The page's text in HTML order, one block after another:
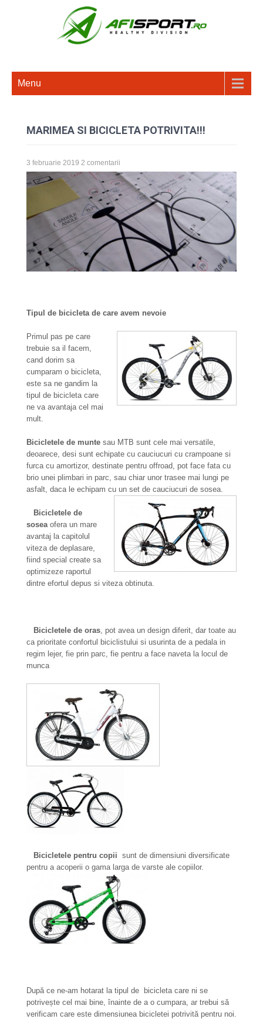
Menu
MARIMEA SI BICICLETA POTRIVITA!!!
3 februarie 2019 2 comentarii
Tipul de bicicleta de care avem nevoie
Primul pas pe care
trebuie sa il facem,
cand dorim sa
cumparam o bicicleta,
este sa ne gandim la
tipul de bicicleta care
ne va avantaja cel mai
mult.
Bicicletele de munte sau MTB sunt cele mai versatile,
deoarece, desi sunt echipate cu cauciucuri cu crampoane si
furca cu amortizor, destinate pentru offroad, pot face fata cu
brio unei plimbari in parc, sau chiar unor trasee mai lungi pe
asfalt, daca le echipam cu un set de cauciucuri de sosea.
Bicicletele de
sosea ofera un mare
avantaj la capitolul
viteza de deplasare,
fiind special create sa
optimizeze raportul
dintre efortul depus si viteza obtinuta.
Bicicletele de oras , pot avea un design diferit, dar toate au
ca prioritate confortul biciclistului si usurinta de a pedala in
regim lejer, fie prin parc, fie pentru a face naveta la locul de
munca
Bicicletele pentru copii sunt de dimensiuni diversificate
pentru a acoperii o gama larga de varste ale copiilor.
După ce ne-am hotarat la tipul de bicicleta care ni se
potrivește cel mai bine, înainte de a o cumpara, ar trebui să
verificam care este dimensiunea bicicletei potrivită pentru noi.